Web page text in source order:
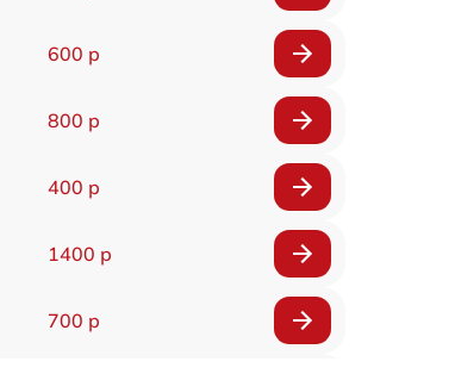
600 р
800 р
400 р
1400 р
700 р